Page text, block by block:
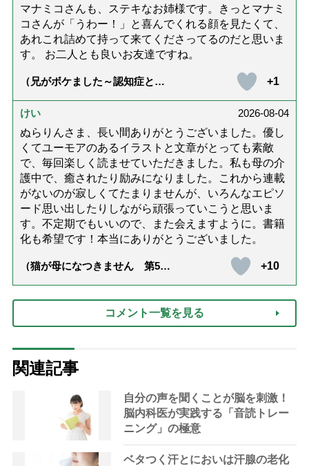
マナミコさんも、ステキなお姉様です。きっとマナミ
コさんが「うわー！」と喜んでくれる顔を見たくて、
あれこれ詰めて持って来てくださってるのだと思いま
す。 お二人とも良いお友達ですね。
（兄がボケました～認知症と介
達』が届きました」）
+1
けい
2026-08-04
ぬらりんさま、長い間ありがとうございました。優し
くてユーモアのあるイラストと文章がとっても素敵
で、毎回楽しく読ませていただきました。私も母の介
護中で、癒されたり励みになりました。これから連載
がないのが寂しくてたまりませんが、いろんなエピソ
ード思い出したりしながら頑張っていこうと思いま
す。不定期でもいいので、また会えますように。書籍
化も希望です！本当にありがとうございました。
（猫が母になつきません 第500
+10
コメント一覧を見る
関連記事
自分の声を聞くことが脳を刺激！
脳内科医が実践する「音読トレー
ニング」の極意
ベタつく汗とにおいは汗腺の老化